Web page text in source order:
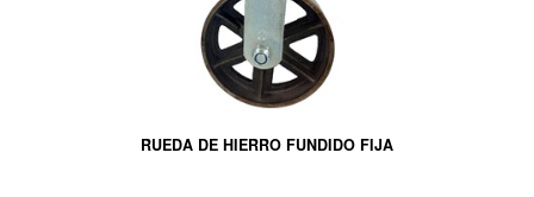
RUEDA DE HIERRO FUNDIDO FIJA